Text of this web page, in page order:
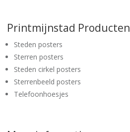
Printmijnstad Producten
Steden posters
Sterren posters
Steden cirkel posters
Sterrenbeeld posters
Telefoonhoesjes